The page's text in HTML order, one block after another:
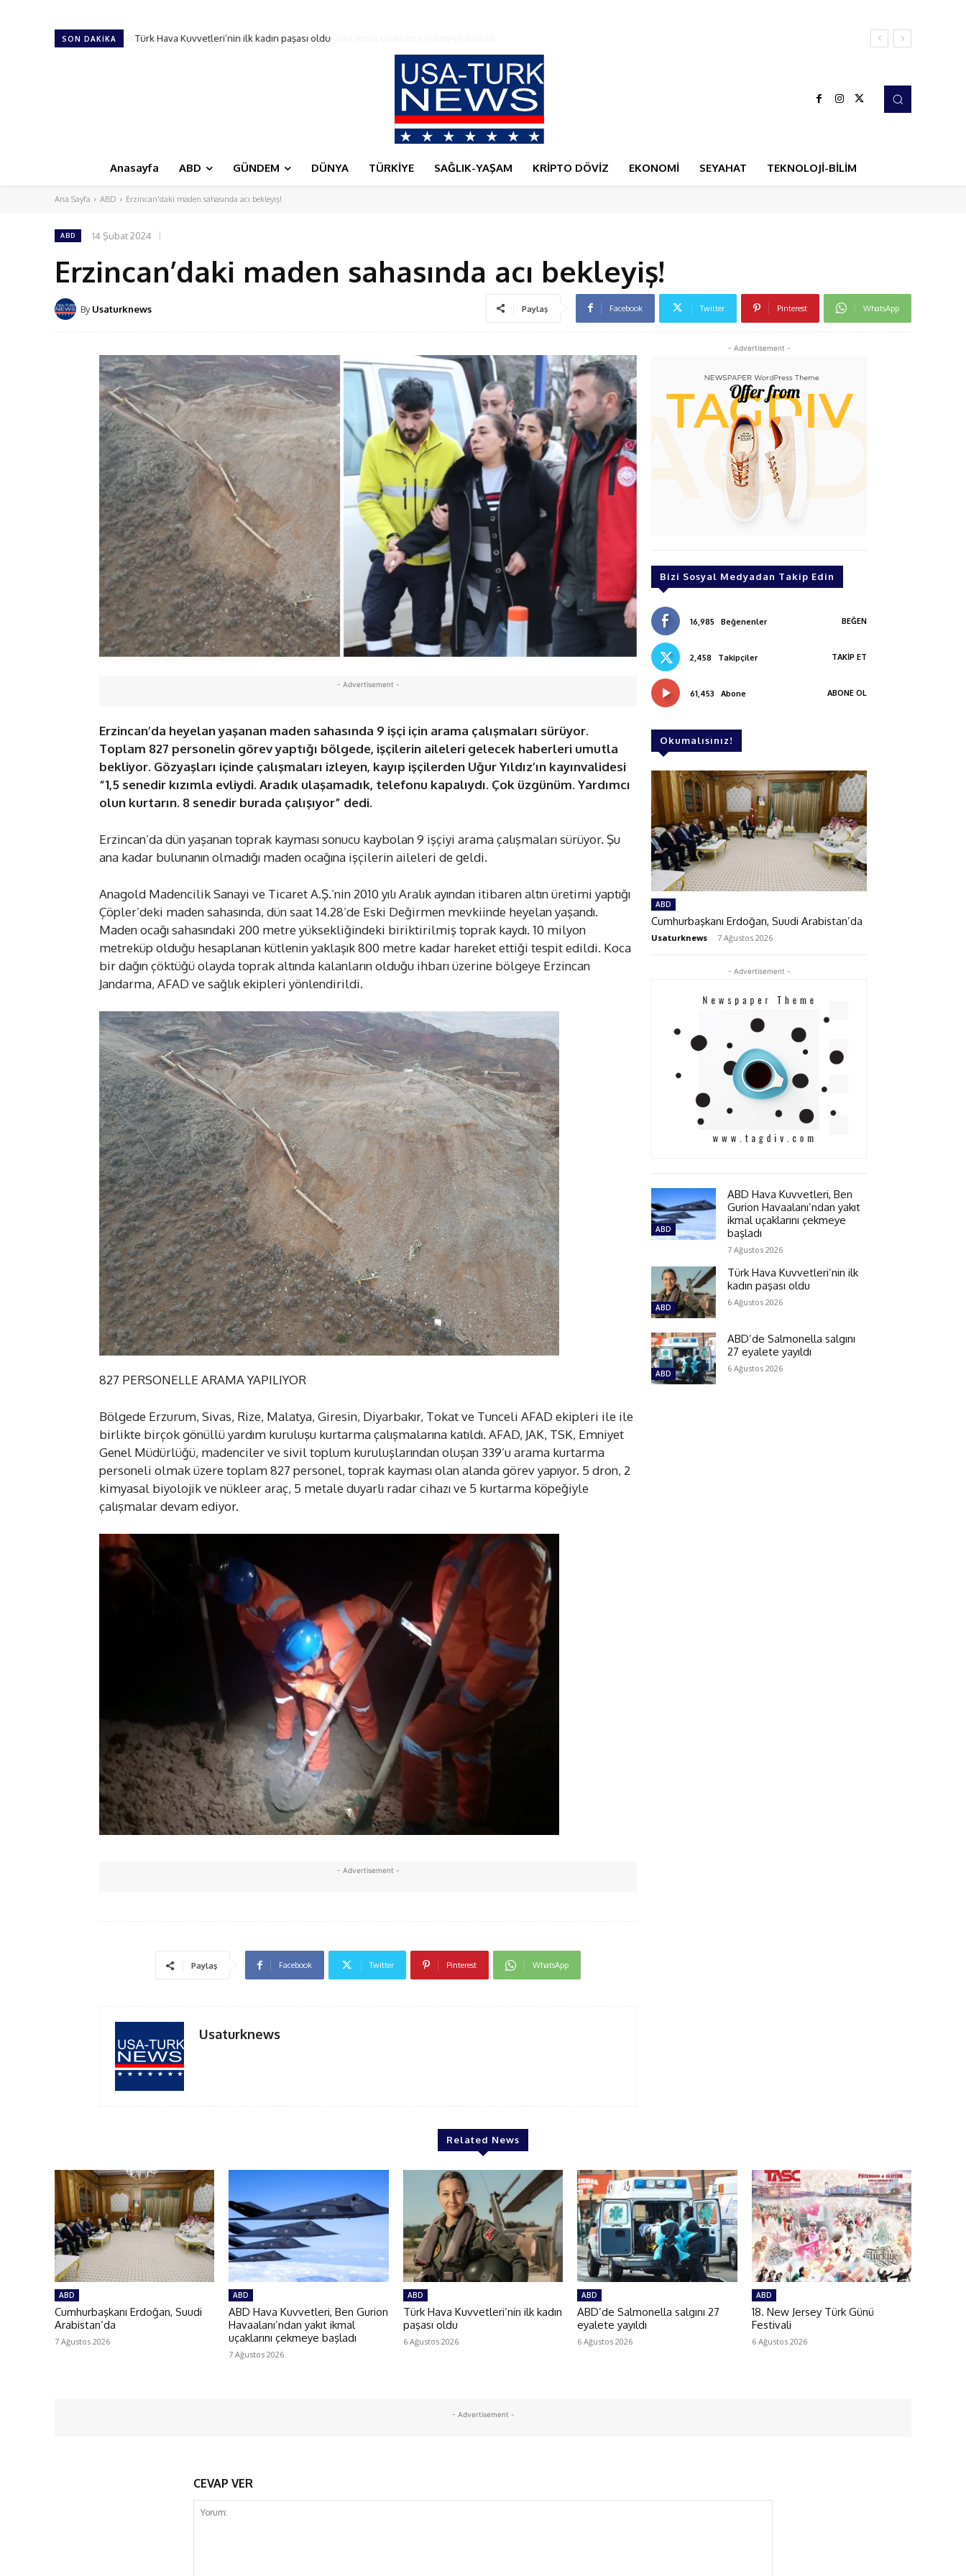
SON DAKIKA Türk Hava Kuvvetleri’nin ilk kadın paşası oldu
Anasayfa ABD GÜNDEM DÜNYA TÜRKİYE SAĞLIK-YAŞAM KRİPTO DÖVİZ EKONOMİ SEYAHAT TEKNOLOJİ-BİLİM
Ana Sayfa ABD Erzincan'daki maden sahasında acı bekleyiş!
ABD 14 Şubat 2024
Erzincan’daki maden sahasında acı bekleyiş!
By Usaturknews Paylaş Facebook Twitter Pinterest WhatsApp
- Advertisement -
Erzincan’da heyelan yaşanan maden sahasında 9 işçi için arama çalışmaları sürüyor.
Toplam 827 personelin görev yaptığı bölgede, işçilerin aileleri gelecek haberleri umutla
bekliyor. Gözyaşları içinde çalışmaları izleyen, kayıp işçilerden Uğur Yıldız’ın kayınvalidesi
“1,5 senedir kızımla evliydi. Aradık ulaşamadık, telefonu kapalıydı. Çok üzgünüm. Yardımcı
olun kurtarın. 8 senedir burada çalışıyor” dedi.
Erzincan’da dün yaşanan toprak kayması sonucu kaybolan 9 işçiyi arama çalışmaları sürüyor. Şu
ana kadar bulunanın olmadığı maden ocağına işçilerin aileleri de geldi.
Anagold Madencilik Sanayi ve Ticaret A.Ş.’nin 2010 yılı Aralık ayından itibaren altın üretimi yaptığı
Çöpler’deki maden sahasında, dün saat 14.28’de Eski Değirmen mevkiinde heyelan yaşandı.
Maden ocağı sahasındaki 200 metre yüksekliğindeki biriktirilmiş toprak kaydı. 10 milyon
metreküp olduğu hesaplanan kütlenin yaklaşık 800 metre kadar hareket ettiği tespit edildi. Koca
bir dağın çöktüğü olayda toprak altında kalanların olduğu ihbarı üzerine bölgeye Erzincan
Jandarma, AFAD ve sağlık ekipleri yönlendirildi.
827 PERSONELLE ARAMA YAPILIYOR
Bölgede Erzurum, Sivas, Rize, Malatya, Giresin, Diyarbakır, Tokat ve Tunceli AFAD ekipleri ile ile
birlikte birçok gönüllü yardım kuruluşu kurtarma çalışmalarına katıldı. AFAD, JAK, TSK, Emniyet
Genel Müdürlüğü, madenciler ve sivil toplum kuruluşlarından oluşan 339’u arama kurtarma
personeli olmak üzere toplam 827 personel, toprak kayması olan alanda görev yapıyor. 5 dron, 2
kimyasal biyolojik ve nükleer araç, 5 metale duyarlı radar cihazı ve 5 kurtarma köpeğiyle
çalışmalar devam ediyor.
- Advertisement -
Paylaş Facebook Twitter Pinterest WhatsApp
Usaturknews
- Advertisement -
Bizi Sosyal Medyadan Takip Edin
16,985 Beğenenler BEĞEN
2,458 Takipçiler TAKIP ET
61,453 Abone ABONE OL
Okumalısınız!
ABD
Cumhurbaşkanı Erdoğan, Suudi Arabistan’da
Usaturknews - 7 Ağustos 2026
- Advertisement -
ABD
ABD Hava Kuvvetleri, Ben
Gurion Havaalanı’ndan yakıt
ikmal uçaklarını çekmeye
başladı
7 Ağustos 2026
ABD
Türk Hava Kuvvetleri’nin ilk
kadın paşası oldu
6 Ağustos 2026
ABD
ABD’de Salmonella salgını
27 eyalete yayıldı
6 Ağustos 2026
Related News
ABD
Cumhurbaşkanı Erdoğan, Suudi
Arabistan’da
7 Ağustos 2026
ABD
ABD Hava Kuvvetleri, Ben Gurion
Havaalanı’ndan yakıt ikmal
uçaklarını çekmeye başladı
7 Ağustos 2026
ABD
Türk Hava Kuvvetleri’nin ilk kadın
paşası oldu
6 Ağustos 2026
ABD
ABD’de Salmonella salgını 27
eyalete yayıldı
6 Ağustos 2026
ABD
18. New Jersey Türk Günü
Festivali
6 Ağustos 2026
- Advertisement -
CEVAP VER